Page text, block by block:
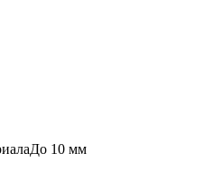
До 10 мм